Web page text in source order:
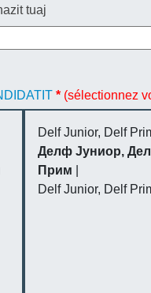
tuaj
* (sélectionnez
Delf Junior, Delf
Делф Јуниор,
Прим
Delf Junior, Delf